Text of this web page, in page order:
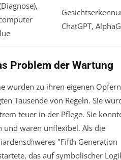
ChatGPT,
Problem der Wartung
wurden zu ihren eigenen
Tausende von Regeln. Sie
teuer in der Pflege. Sie
und waren unflexibel. Als die
"Fifth Generation
das auf symbolischer